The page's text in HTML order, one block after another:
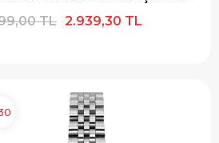
2.939,30 TL
TL